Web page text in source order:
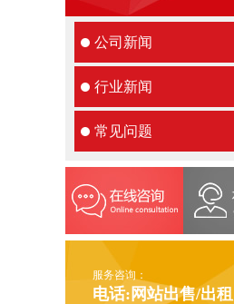
公司新闻
行业新闻
常见问题
服务咨询：
电话:网站出售/出租